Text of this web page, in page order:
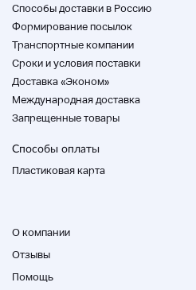
Способы доставки в Россию
Формирование посылок
Транспортные компании
Cроки и условия поставки
Доставка «Эконом»
Международная доставка
Запрещенные товары
Способы оплаты
Пластиковая карта
О компании
Отзывы
Помощь